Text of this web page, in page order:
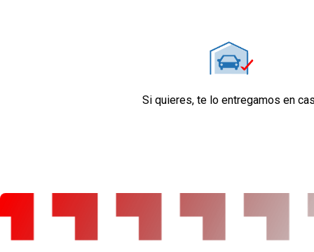
Elevalunas eléctricos delanteros con uno de
elevalunas eléctricos traseros
Dirección asistida eléctrica
Sistema de ventilación combustión y
Control de crucero
Seguridad
Si quieres, te lo entregamos en